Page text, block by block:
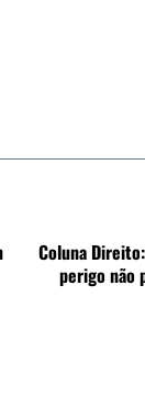
Coluna
perigo não